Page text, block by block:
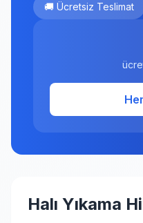
🚚 Ücretsiz Teslimat
Halı Yıkama